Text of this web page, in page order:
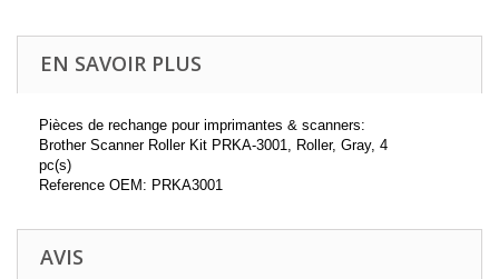
EN SAVOIR PLUS
Pièces de rechange pour imprimantes & scanners:
Brother Scanner Roller Kit PRKA-3001, Roller, Gray, 4
pc(s)
Reference OEM: PRKA3001
AVIS